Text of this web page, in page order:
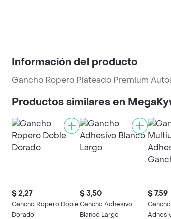
Información del producto
Gancho Ropero Plateado Premium
Productos similares en
$ 2,27
Gancho Ropero Doble
Dorado
$ 3,50
Gancho Adhesivo
Blanco Largo
$ 7,59